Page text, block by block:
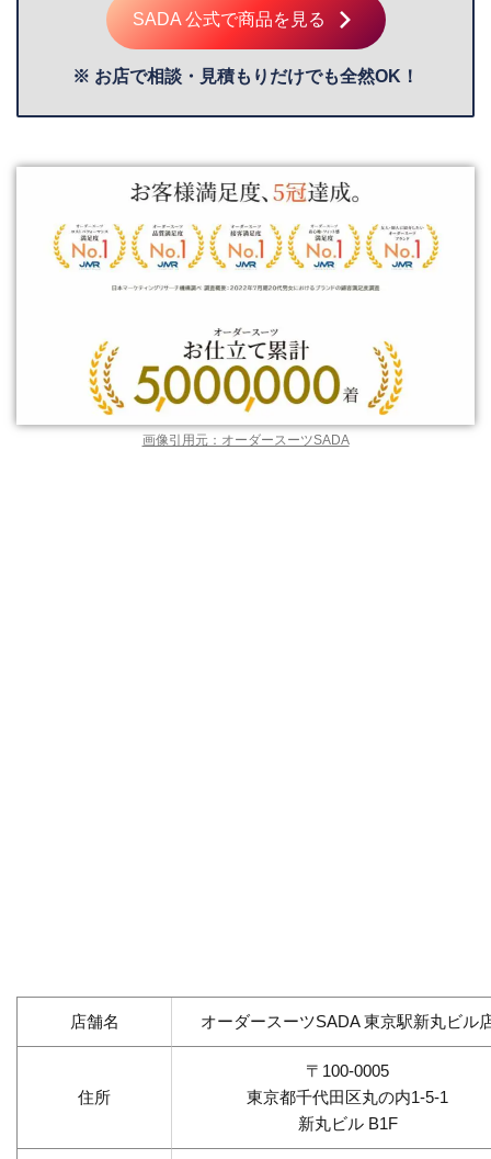
SADA 公式で商品を見る
※ お店で相談・見積もりだけでも全然OK！
画像引用元：オーダースーツSADA
店舗名 オーダースーツSADA 東京駅新丸ビル
住所
〒100-0005
東京都千代田区丸の内1-5-1
新丸ビル B1F